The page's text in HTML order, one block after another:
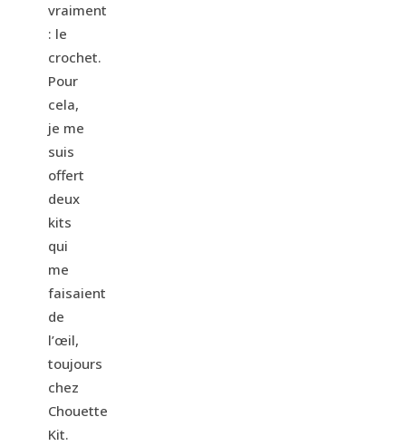
vraiment
: le
crochet.
Pour
cela,
je me
suis
offert
deux
kits
qui
me
faisaient
de
l’œil,
toujours
chez
Chouette
Kit.